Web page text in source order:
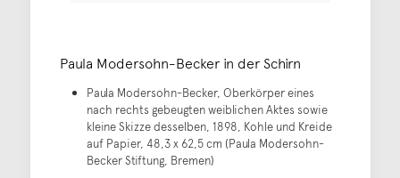
Paula Modersohn-Becker in der Schirn
Paula Modersohn-Becker, Oberkörper eines
nach rechts gebeugten weiblichen Aktes sowie
kleine Skizze desselben, 1898, Kohle und Kreide
auf Papier, 48,3 x 62,5 cm (Paula Modersohn-
Becker Stiftung, Bremen)